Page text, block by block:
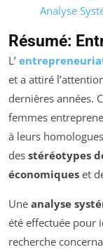
Analyse
Résumé:
L’
et a attiré
dernières années.
femmes
à leurs
des stéréotypes
économiques et
Une analyse
été effectuée pour
recherche